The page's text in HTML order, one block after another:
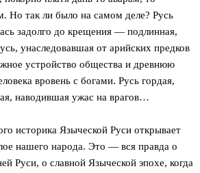
Но так ли было на самом деле? Русь
задолго до крещения — подлинная,
унаследовавшая от арийских предков
устройство общества и древнюю
вровень с богами. Русь гордая,
наводившая ужас на врагов…
историка Языческой Руси открывает
нашего народа. Это — вся правда о
Руси, о славной Языческой эпохе, когда